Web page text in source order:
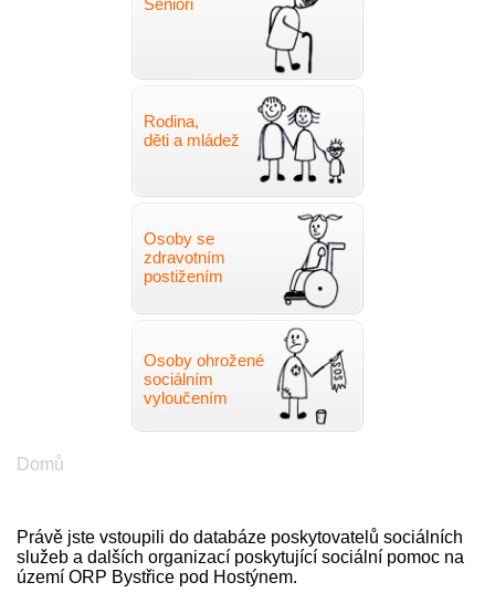
Senioři
Rodina,
děti a mládež
Osoby se
zdravotním
postižením
Osoby ohrožené
sociálním
vyloučením
Drobečková
Domů
Právě jste vstoupili do databáze poskytovatelů sociálních
služeb a dalších organizací poskytující sociální pomoc na
území ORP Bystřice pod Hostýnem.